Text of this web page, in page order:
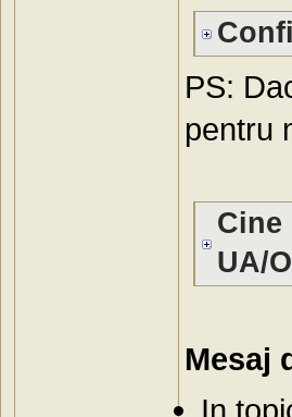
PS:
pentru
Cine
UA/
Mesaj